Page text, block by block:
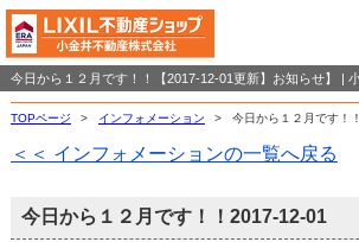
TOPページ > インフォメーション > 今日から１２月です！！
＜＜ インフォメーションの一覧へ戻る
今日から１２月です！！ 2017-12-01